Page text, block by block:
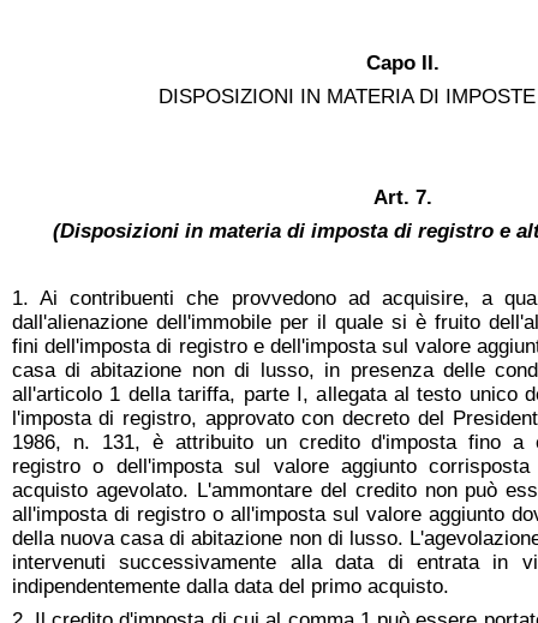
Capo II.
DISPOSIZIONI IN MATERIA DI
Art. 7.
(Disposizioni in materia di imposta di registro e
1. Ai contribuenti che provvedono ad acquisire, a
dall'alienazione dell'immobile per il quale si è fruito
fini dell'imposta di registro e dell'imposta sul valore
casa di abitazione non di lusso, in presenza delle
all'articolo 1 della tariffa, parte I, allegata al testo unico
l'imposta di registro, approvato con decreto del
1986, n. 131, è attribuito un credito d'imposta fino a
registro o dell'imposta sul valore aggiunto
acquisto agevolato. L'ammontare del credito non può
all'imposta di registro o all'imposta sul valore aggiunto
della nuova casa di abitazione non di lusso.
intervenuti successivamente alla data di entrata in
indipendentemente dalla data del primo acquisto.